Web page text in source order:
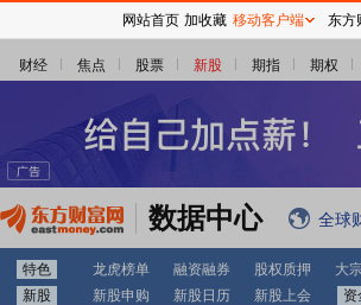
财经 焦点 股票 新股 期指 期权
数据中心 全球
特色 龙虎榜单 融资融券 股权质押 大
新股
新股申购 新股日历 新股上会 资
网站首页 加收藏 移动客户端 东方